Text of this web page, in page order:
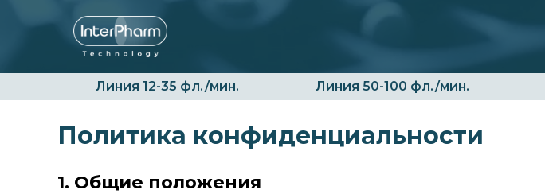
Линия 12-35 фл./мин. Линия 50-100 фл./мин.
Политика конфиденциальности
1. Общие положения